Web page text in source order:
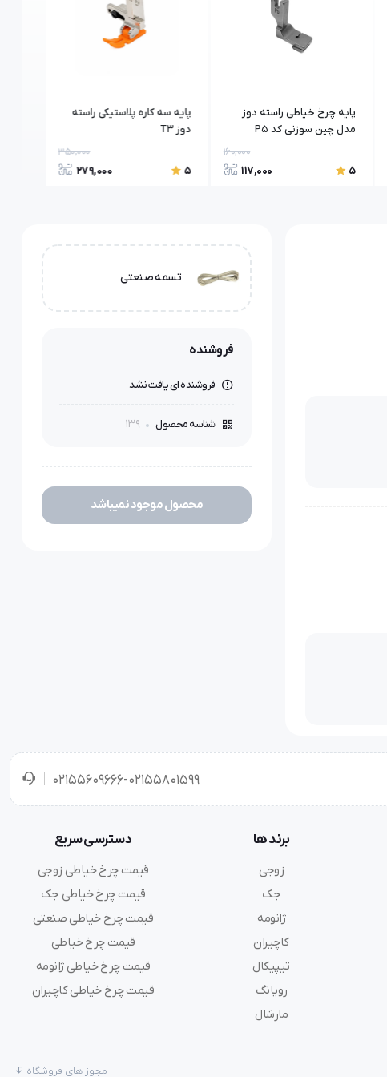
پایه چرخ خیاطی راسته دوز
مدل چین سوزنی کد P5
5
160,000
117,000
پایه سه کاره پلاستیکی راسته
دوز T3
5
350,000
279,000
تسمه صنعتی
فروشنده
فروشنده ای یافت نشد
شناسه محصول 139
محصول موجود نمیباشد
02155609666-02155801599
برند ها
زوجی
جک
ژانومه
کاچیران
تیپیکال
رویانگ
مارشال
دسترسی سریع
قیمت چرخ خیاطی زوجی
قیمت چرخ خیاطی جک
قیمت چرخ خیاطی صنعتی
قیمت چرخ خیاطی
قیمت چرخ خیاطی ژانومه
قیمت چرخ خیاطی کاچیران
مجوز های فروشگاه